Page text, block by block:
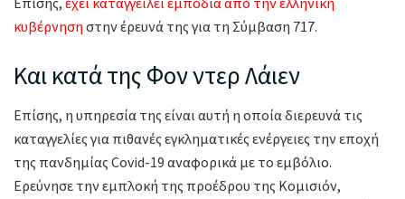
κυβέρνηση στην έρευνά της για τη Σύμβαση 717.
Και κατά της Φον ντερ Λάιεν
Επίσης, η υπηρεσία της είναι αυτή η οποία διερευνά τις
καταγγελίες για πιθανές εγκληματικές ενέργειες την εποχή
της πανδημίας Covid-19 αναφορικά με το εμβόλιο.
Ερεύνησε την εμπλοκή της προέδρου της Κομισιόν,